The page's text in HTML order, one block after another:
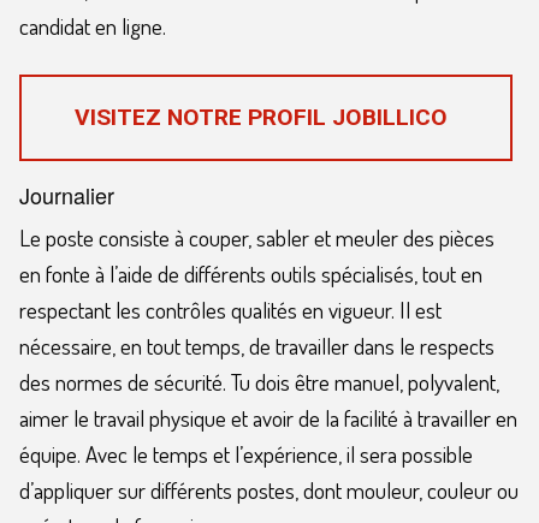
candidat en ligne.
VISITEZ NOTRE PROFIL JOBILLICO
Journalier
Le poste consiste à couper, sabler et meuler des pièces
en fonte à l’aide de différents outils spécialisés, tout en
respectant les contrôles qualités en vigueur. Il est
nécessaire, en tout temps, de travailler dans le respects
des normes de sécurité. Tu dois être manuel, polyvalent,
aimer le travail physique et avoir de la facilité à travailler en
équipe. Avec le temps et l’expérience, il sera possible
d’appliquer sur différents postes, dont mouleur, couleur ou